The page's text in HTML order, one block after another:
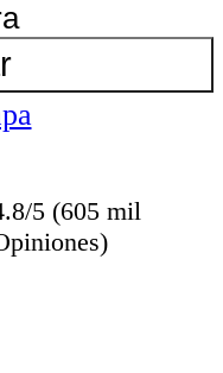
5 (605 mil